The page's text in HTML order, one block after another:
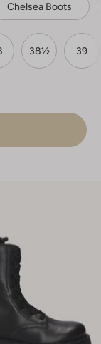
Chelsea Boots
38½ 39